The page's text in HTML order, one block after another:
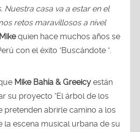
Nuestra casa va a estar en el
retos maravillosos a nivel
Mikequien hace muchos años se
con el éxito "Buscándote ".
Mike Bahía & Greeicy están
su proyecto "El árbol de los
pretenden abrirle camino a los
la escena musical urbana de su